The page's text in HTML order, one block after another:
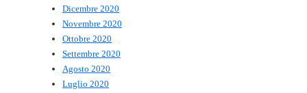
Dicembre 2020
Novembre 2020
Ottobre 2020
Settembre 2020
Agosto 2020
Luglio 2020